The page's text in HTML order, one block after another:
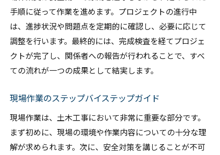
手順に従って作業を進めます。プロジェクトの進行中
は、進捗状況や問題点を定期的に確認し、必要に応じて
調整を行います。最終的には、完成検査を経てプロジェ
クトが完了し、関係者への報告が行われることで、すべ
ての流れが一つの成果として結実します。
現場作業のステップバイステップガイド
現場作業は、土木工事において非常に重要な部分です。
まず初めに、現場の環境や作業内容についての十分な理
解が求められます。次に、安全対策を講じることが不可